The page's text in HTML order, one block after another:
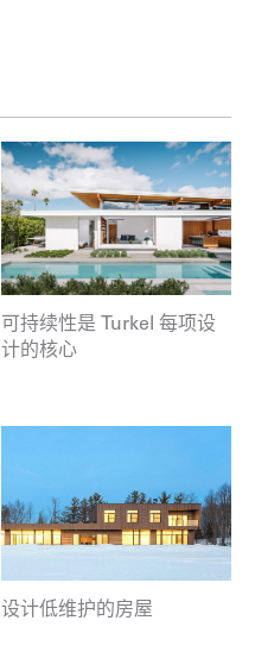
可持续性是 Turkel 每项设
计的核心
设计低维护的房屋